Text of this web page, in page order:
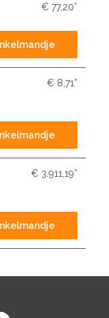
€ 77,20*
€ 8,71*
€ 3.911,19*